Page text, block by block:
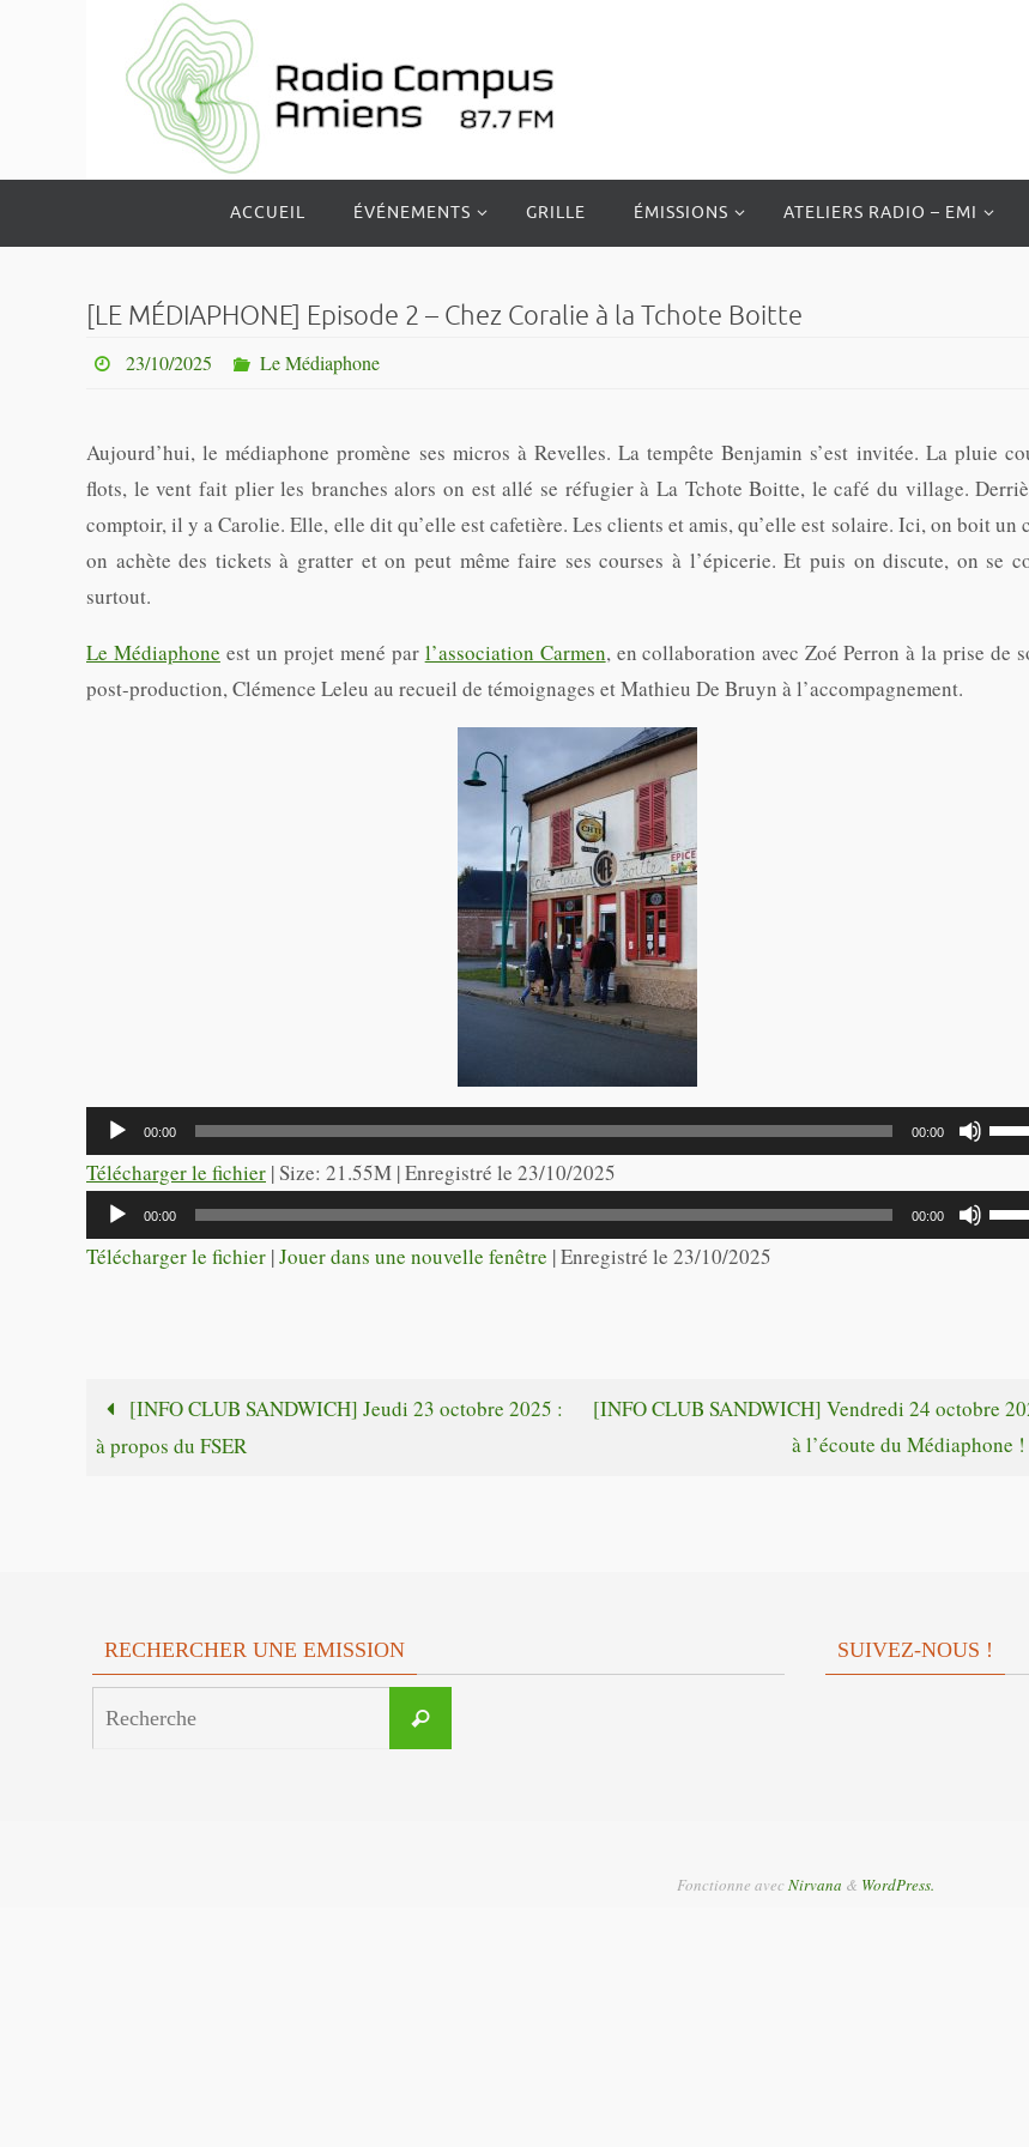
le
ACCUEIL ÉVÉNEMENTS GRILLE ÉMISSIONS ATELIERS RADIO – EMI
[LE MÉDIAPHONE] Episode 2 – Chez Coralie à la Tchote Boitte
23/10/2025 Le Médiaphone
Aujourd’hui, le médiaphone promène ses micros à Revelles. La tempête Benjamin s’est invitée. La pluie
flots, le vent fait plier les branches alors on est allé se réfugier à La Tchote Boitte, le café du village.
comptoir, il y a Carolie. Elle, elle dit qu’elle est cafetière. Les clients et amis, qu’elle est solaire. Ici, on boit un
on achète des tickets à gratter et on peut même faire ses courses à l’épicerie. Et puis on discute, on se
surtout.
Le Médiaphone est un projet mené par l’association Carmen, en collaboration avec Zoé Perron à la prise de
post-production, Clémence Leleu au recueil de témoignages et Mathieu De Bruyn à l’accompagnement.
Lecteur
audio
00:00 00:00
les
le
Télécharger le fichier | Size: 21.55M | Enregistré le 23/10/2025
Lecteur
audio
00:00 00:00
les
ou
Télécharger le fichier |Jouer dans une nouvelle fenêtre |Enregistré le 23/10/2025
[INFO CLUB SANDWICH] Jeudi 23 octobre 2025 :
à propos du FSER
[INFO CLUB SANDWICH] Vendredi 24 octobre
à l’écoute du Médiaphone !
RECHERCHER UNE EMISSION
Recherche
SUIVEZ-NOUS !
Fonctionne avec Nirvana & WordPress.